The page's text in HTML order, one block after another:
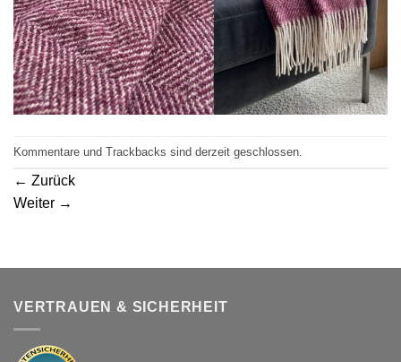
Kommentare und Trackbacks sind derzeit geschlossen.
← Zurück
Weiter →
VERTRAUEN & SICHERHEIT